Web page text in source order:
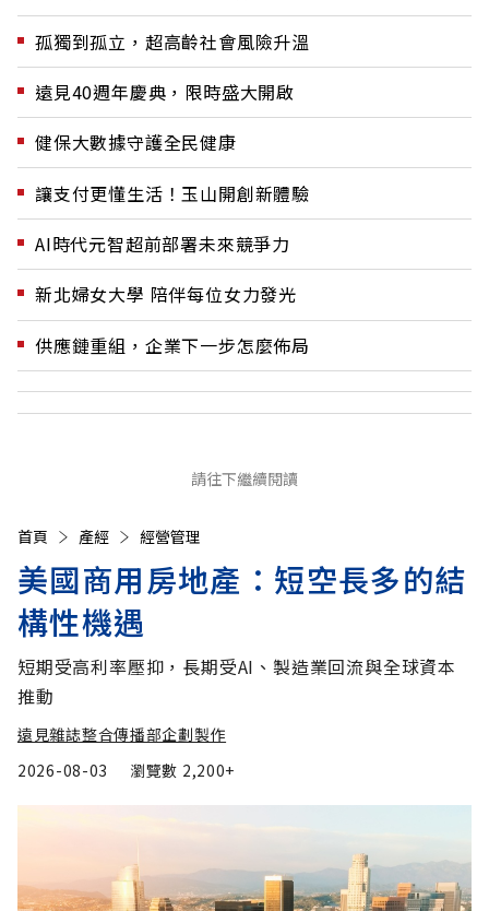
孤獨到孤立，超高齡社會風險升溫
遠見40週年慶典，限時盛大開啟
健保大數據守護全民健康
讓支付更懂生活！玉山開創新體驗
AI時代元智超前部署未來競爭力
新北婦女大學 陪伴每位女力發光
供應鏈重組，企業下一步怎麼佈局
請往下繼續閱讀
首頁 產經 經營管理
美國商用房地產：短空長多的結
構性機遇
短期受高利率壓抑，長期受AI、製造業回流與全球資本
推動
遠見雜誌整合傳播部企劃製作
2026-08-03
瀏覽數 2,200+